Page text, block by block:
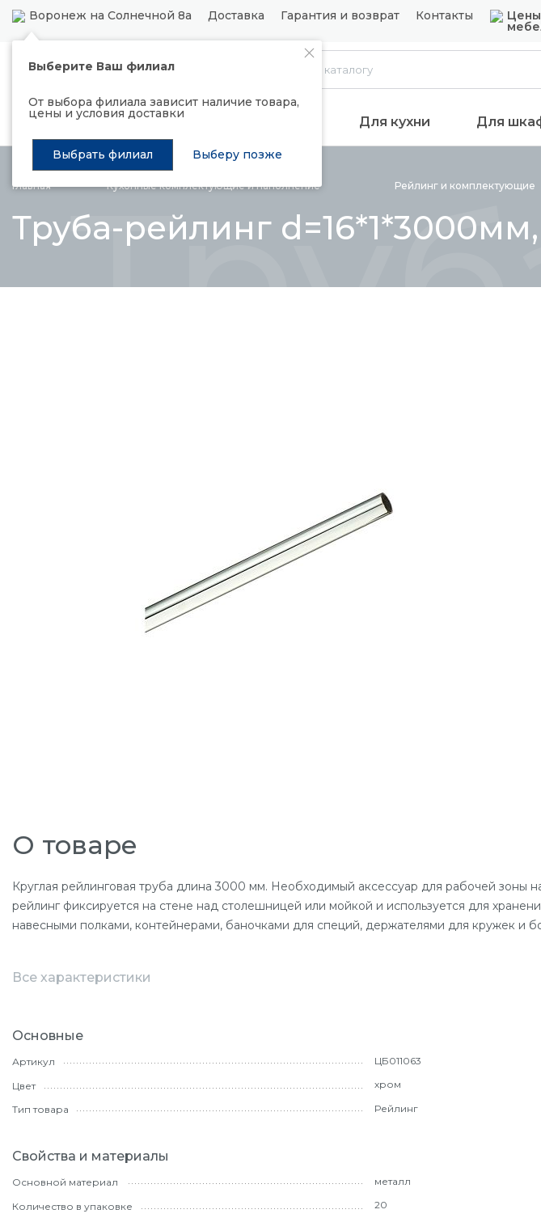
Воронеж на Солнечной 8а Доставка Гарантия и возврат Контакты
Выберите Ваш филиал
От выбора филиала зависит наличие товара,
цены и условия доставки
Выбрать филиал Выберу позже
Каталог
Распродажа Подъемные механизмы Для кухни Для
Главная Кухонные комплектующие инаполнение Рейлинг и комплектующие
Труба-рейлинг
О товаре
Круглая рейлинговая труба длина 3000 мм. Необходимый аксессуар для рабочей зоны
рейлинг фиксируется на стене над столешницей или мойкой и используется для
навесными полками, контейнерами, баночками для специй, держателями для кружек и
Все характеристики
Основные
Артикул ЦБ011063
Цвет хром
Тип товара Рейлинг
Свойства и материалы
Основной материал металл
Количество в упаковке 20